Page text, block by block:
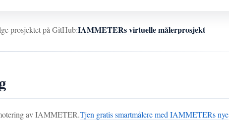
prosjektet på GitHub:IAMMETERs virtuelle målerprosjekt
av IAMMETER.Tjen gratis smartmålere med IAMMETERs nye